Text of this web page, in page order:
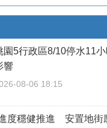
園5行政區8/10停水11
響
08-06 18:15
度穩健推進 安置地街